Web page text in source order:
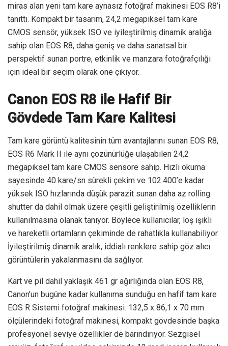
miras alan yeni tam kare aynasız fotoğraf makinesi EOS R8’i
tanıttı. Kompakt bir tasarım, 24,2 megapiksel tam kare
CMOS sensör, yüksek ISO ve iyileştirilmiş dinamik aralığa
sahip olan EOS R8, daha geniş ve daha sanatsal bir
perspektif sunan portre, etkinlik ve manzara fotoğrafçılığı
için ideal bir seçim olarak öne çıkıyor.
Canon EOS R8 ile Hafif Bir
Gövdede Tam Kare Kalitesi
Tam kare görüntü kalitesinin tüm avantajlarını sunan EOS R8,
EOS R6 Mark II ile aynı çözünürlüğe ulaşabilen 24,2
megapiksel tam kare CMOS sensöre sahip. Hızlı okuma
sayesinde 40 kare/sn sürekli çekim ve 102.400’e kadar
yüksek ISO hızlarında düşük parazit sunan daha az rolling
shutter da dahil olmak üzere çeşitli geliştirilmiş özelliklerin
kullanılmasına olanak tanıyor. Böylece kullanıcılar, loş ışıklı
ve hareketli ortamların çekiminde de rahatlıkla kullanabiliyor.
İyileştirilmiş dinamik aralık, iddialı renklere sahip göz alıcı
görüntülerin yakalanmasını da sağlıyor.
Kart ve pil dahil yaklaşık 461 gr ağırlığında olan EOS R8,
Canon’un bugüne kadar kullanıma sunduğu en hafif tam kare
EOS R Sistemi fotoğraf makinesi. 132,5 x 86,1 x 70 mm
ölçülerindeki fotoğraf makinesi, kompakt gövdesinde başka
profesyonel seviye özellikler de barındırıyor. Sezgisel